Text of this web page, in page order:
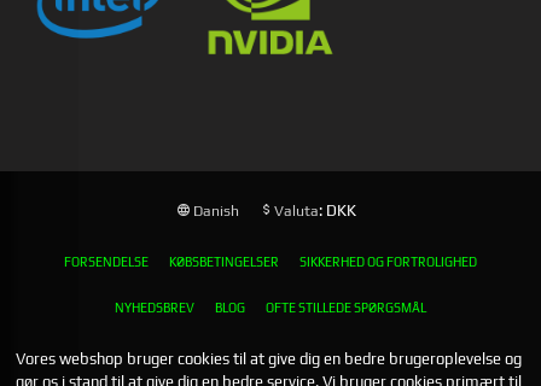
Danish Valuta: DKK
FORSENDELSE KØBSBETINGELSER SIKKERHED OG FORTROLIGHED
NYHEDSBREV BLOG OFTE STILLEDE SPØRGSMÅL
Vores webshop bruger cookies til at give dig en bedre brugeroplevelse og
gør os i stand til at give dig en bedre service. Vi bruger cookies primært til